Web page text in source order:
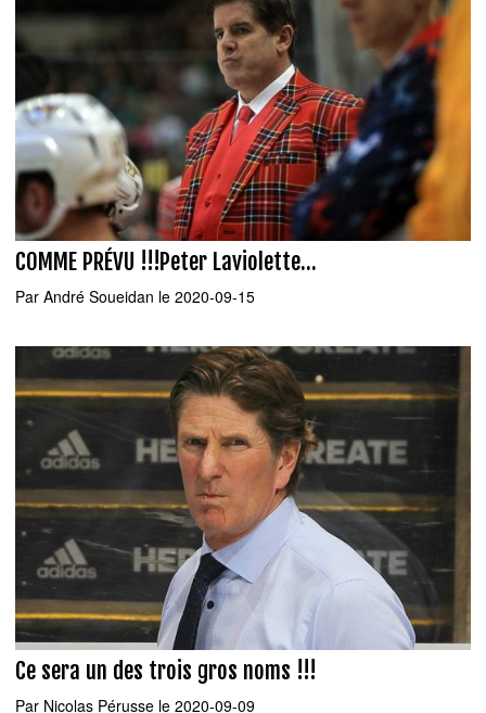
COMME PRÉVU !!!Peter Laviolette...
Par André Soueidan le 2020-09-15
Ce sera un des trois gros noms !!!
Par Nicolas Pérusse le 2020-09-09